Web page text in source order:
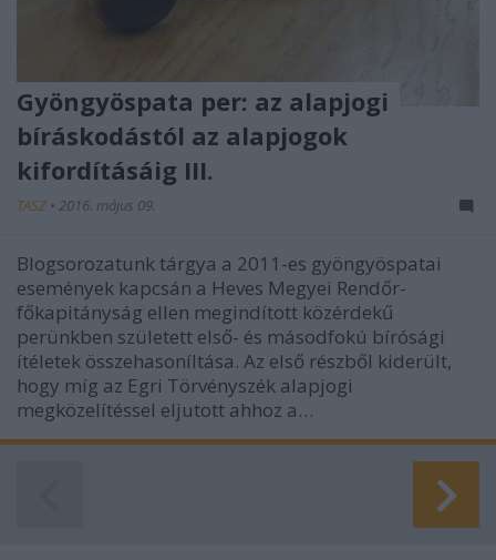
Gyöngyöspata per: az alapjogi
bíráskodástól az alapjogok
kifordításáig III.
TASZ • 2016. május 09.
Blogsorozatunk tárgya a 2011-es gyöngyöspatai
események kapcsán a Heves Megyei Rendőr-
főkapitányság ellen megindított közérdekű
perünkben született első- és másodfokú bírósági
ítéletek összehasoníltása. Az első részből kiderült,
hogy míg az Egri Törvényszék alapjogi
megközelítéssel eljutott ahhoz a…